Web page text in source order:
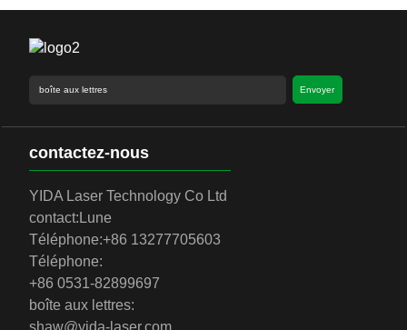
Envoyer
contactez-nous
YIDA Laser Technology Co Ltd
contact: Lune
Téléphone:+86 13277705603
Téléphone:
+86 0531-82899697
boîte aux lettres:
shaw@yida-laser.com